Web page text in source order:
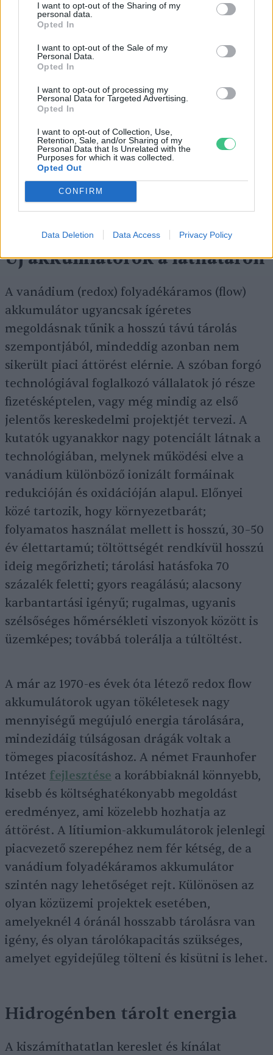
I want to opt-out of the Sharing of my
personal data.
Opted In
I want to opt-out of the Sale of my
Personal Data.
Opted In
I want to opt-out of processing my
Personal Data for Targeted Advertising.
Opted In
I want to opt-out of Collection, Use,
Retention, Sale, and/or Sharing of my
Personal Data that Is Unrelated with the
Purposes for which it was collected.
Opted Out
CONFIRM
Data Deletion Data Access Privacy Policy
működtetett kereskedelmi és az ausztráliai
demonstrációs üzem –, valamint a befektetői
érdeklődés is.
Új akkumlátorok a láthatáron
A vanádium (redox) folyadékáramos (flow)
akkumulátor ugyancsak ígéretes
megoldásnak tűnik a hosszú távú tárolás
szempontjából, mindeddig azonban nem
sikerült piaci áttörést elérnie. A szóban forgó
technológiával foglalkozó vállalatok jó része
fizetésképtelen, vagy még mindig az első
jelentős kereskedelmi projektjét tervezi. A
kutatók ugyanakkor nagy potenciált látnak a
technológiában, melynek működési elve a
vanádium különböző ionizált formáinak
redukcióján és oxidációján alapul. Előnyei
közé tartozik, hogy környezetbarát;
folyamatos használat mellett is hosszú, 30–50
év élettartamú; töltöttségét rendkívül hosszú
ideig megőrizheti; tárolási hatásfoka 70
százalék feletti; gyors reagálású; alacsony
karbantartási igényű; rugalmas, ugyanis
szélsőséges hőmérsékleti viszonyok között is
üzemképes; továbbá tolerálja a túltöltést.
A már az 1970-es évek óta létező redox flow
akkumulátorok ugyan tökéletesek nagy
mennyiségű megújuló energia tárolására,
mindezidáig túlságosan drágák voltak a
tömeges piacosításhoz. A német Fraunhofer
Intézet fejlesztése a korábbiaknál könnyebb,
kisebb és költséghatékonyabb megoldást
eredményez, ami közelebb hozhatja az
áttörést. A lítiumion-akkumulátorok jelenlegi
piacvezető szerepéhez nem fér kétség, de a
vanádium folyadékáramos akkumulátor
szintén nagy lehetőséget rejt. Különösen az
olyan közüzemi projektek esetében,
amelyeknél 4 óránál hosszabb tárolásra van
igény, és olyan tárolókapacitás szükséges,
amelyet egyidejűleg tölteni és kisütni is lehet.
Hidrogénben tárolt energia
A kiszámíthatatlan kereslet és kínálat